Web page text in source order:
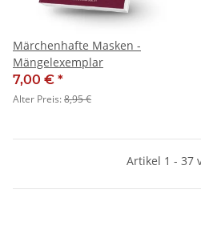
Märchenhafte Masken -
Mängelexemplar
7,00 € *
Alter Preis:8,95 €
Artikel 1 - 37